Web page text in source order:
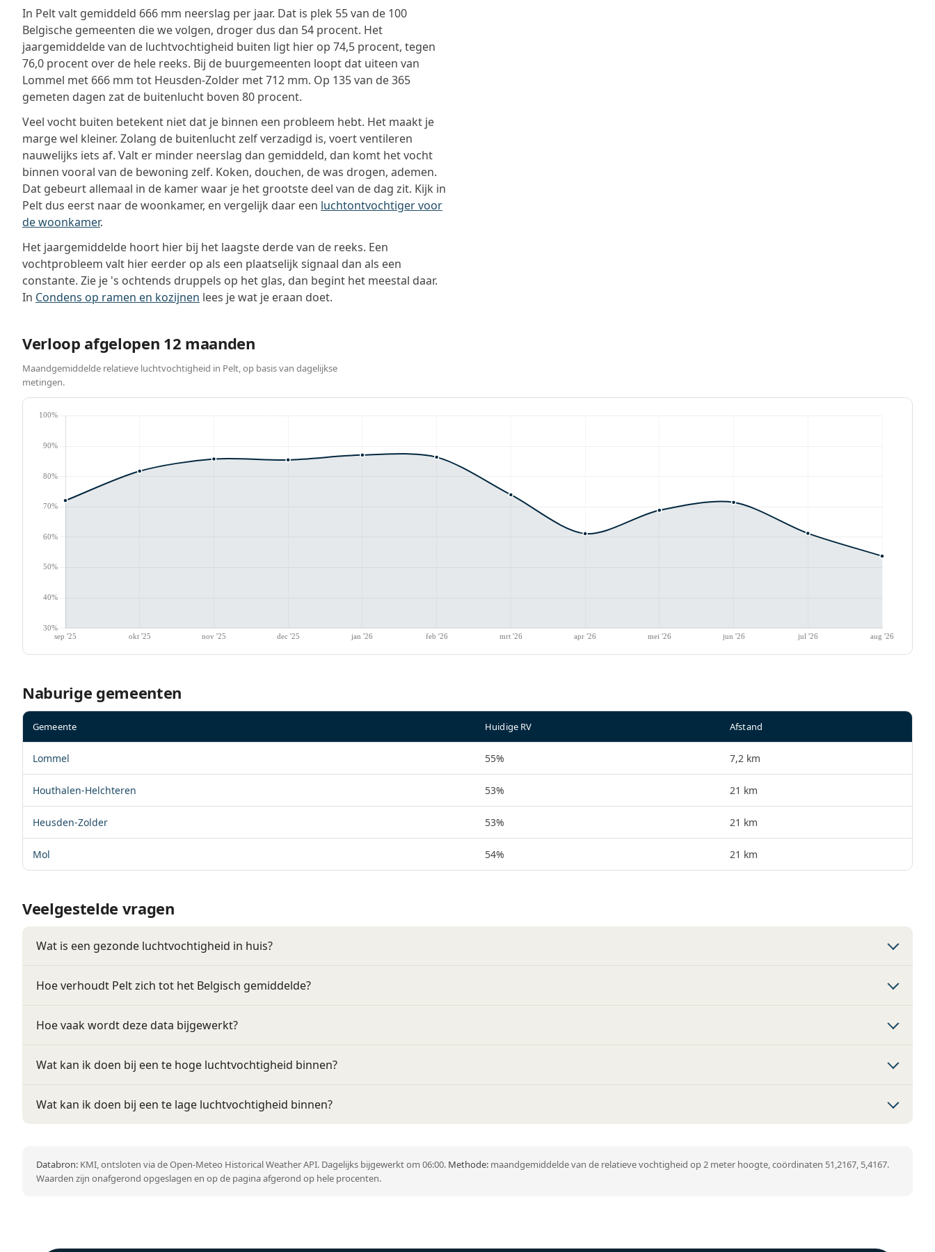
In Pelt valt gemiddeld 666 mm neerslag per jaar. Dat is plek 55 van de 100
Belgische gemeenten die we volgen, droger dus dan 54 procent. Het
jaargemiddelde van de luchtvochtigheid buiten ligt hier op 74,5 procent, tegen
76,0 procent over de hele reeks. Bij de buurgemeenten loopt dat uiteen van
Lommel met 666 mm tot Heusden-Zolder met 712 mm. Op 135 van de 365
gemeten dagen zat de buitenlucht boven 80 procent.
Veel vocht buiten betekent niet dat je binnen een probleem hebt. Het maakt je
marge wel kleiner. Zolang de buitenlucht zelf verzadigd is, voert ventileren
nauwelijks iets af. Valt er minder neerslag dan gemiddeld, dan komt het vocht
binnen vooral van de bewoning zelf. Koken, douchen, de was drogen, ademen.
Dat gebeurt allemaal in de kamer waar je het grootste deel van de dag zit. Kijk in
Pelt dus eerst naar de woonkamer, en vergelijk daar een luchtontvochtiger voor
de woonkamer.
Het jaargemiddelde hoort hier bij het laagste derde van de reeks. Een
vochtprobleem valt hier eerder op als een plaatselijk signaal dan als een
constante. Zie je 's ochtends druppels op het glas, dan begint het meestal daar.
In Condens op ramen en kozijnen lees je wat je eraan doet.
Verloop afgelopen 12 maanden
Maandgemiddelde relatieve luchtvochtigheid in Pelt, op basis van dagelijkse
metingen.
Naburige gemeenten
Gemeente Huidige RV Afstand
Lommel 55% 7,2 km
Houthalen-Helchteren 53% 21 km
Heusden-Zolder 53% 21 km
Mol 54% 21 km
Veelgestelde vragen
Wat is een gezonde luchtvochtigheid in huis?
Hoe verhoudt Pelt zich tot het Belgisch gemiddelde?
Hoe vaak wordt deze data bijgewerkt?
Wat kan ik doen bij een te hoge luchtvochtigheid binnen?
Wat kan ik doen bij een te lage luchtvochtigheid binnen?
Databron: KMI, ontsloten via de Open-Meteo Historical Weather API. Dagelijks bijgewerkt om 06:00. Methode: maandgemiddelde van de relatieve vochtigheid op 2 meter hoogte, coördinaten 51,2167, 5,4167.
Waarden zijn onafgerond opgeslagen en op de pagina afgerond op hele procenten.